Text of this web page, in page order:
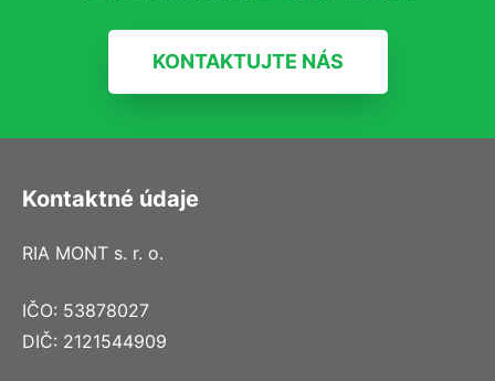
KONTAKTUJTE NÁS
Kontaktné údaje
RIA MONT s. r. o.
IČO: 53878027
DIČ: 2121544909